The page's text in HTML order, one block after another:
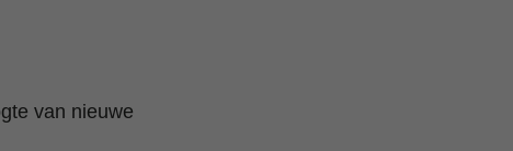
van nieuwe